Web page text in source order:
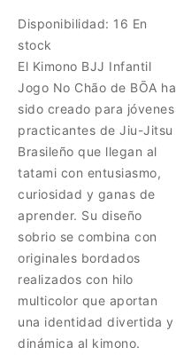
Disponibilidad: 16 En
stock
El Kimono BJJ Infantil
Jogo No Chão de BŌA ha
sido creado para jóvenes
practicantes de Jiu-Jitsu
Brasileño que llegan al
tatami con entusiasmo,
curiosidad y ganas de
aprender. Su diseño
sobrio se combina con
originales bordados
realizados con hilo
multicolor que aportan
una identidad divertida y
dinámica al kimono.